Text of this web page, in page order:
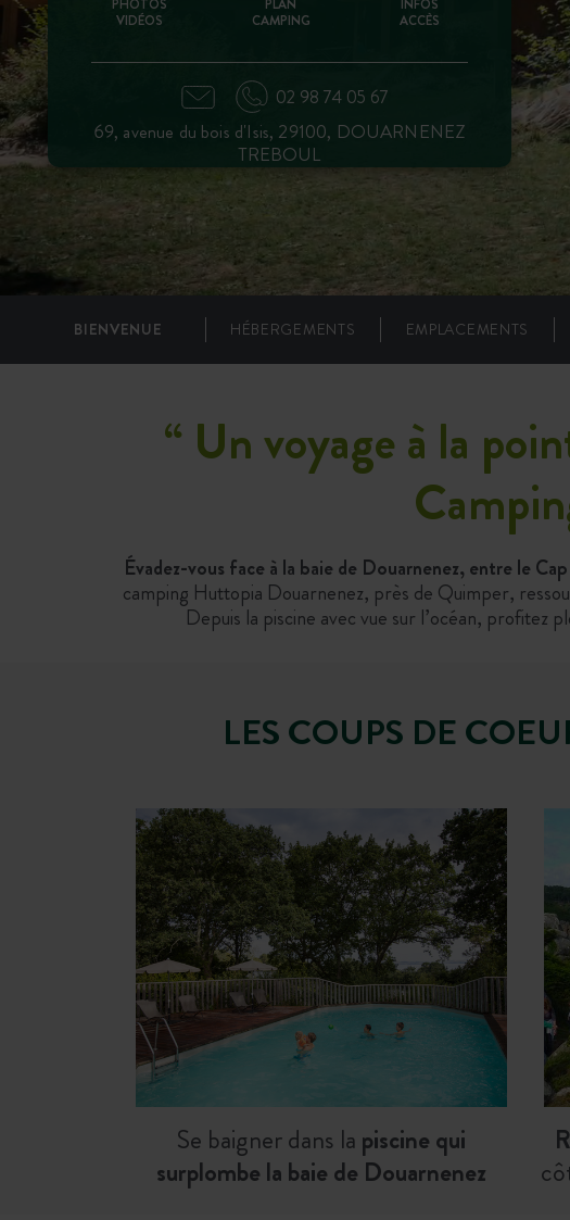
PHOTOS
VIDÉOS
PLAN
CAMPING
INFOS
ACCÈS
02 98 74 05 67
69, avenue du bois d'Isis, 29100, DOUARNENEZ
TREBOUL
BIENVENUE HÉBERGEMENTS EMPLACEMENTS
“ Un voyage à la
Évadez-vous face à la baie de Douarnenez, entre le
camping Huttopia Douarnenez, près de Quimper,
Depuis la piscine avec vue sur l’océan, profitez
LES COUPS DE
Se baigner dans la piscine qui
surplombe la baie de Douarnenez